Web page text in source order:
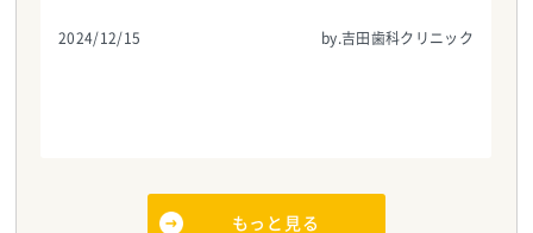
2024/12/15 by.吉田歯科クリニック
もっと見る